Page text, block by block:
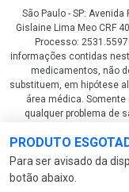
PRODUTO
Para ser avisado da
botão abaixo.
São Paulo - SP:
Gislaine Lima Meo CRF
Processo:
informações contidas
medicamentos, não
substituem, em hipótese
área médica.
qualquer problema de
fotos contidas em
disponibilidade
antimicrobianos vendas
344 - 01/02/1999 -